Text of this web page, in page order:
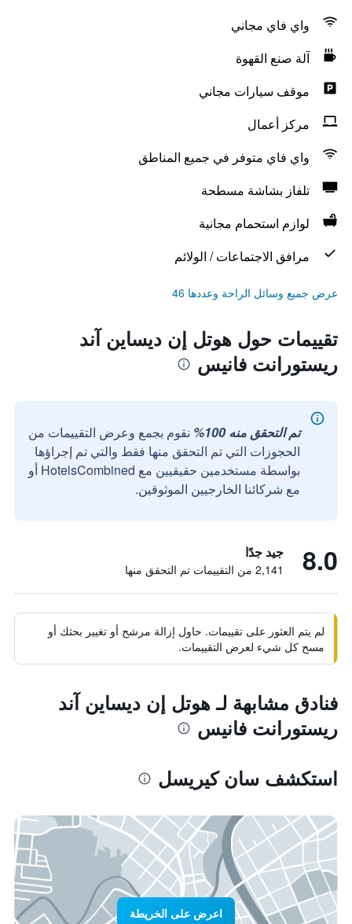
واي فاي مجاني
آلة صنع القهوة
موقف سيارات مجاني
مركز أعمال
واي فاي متوفر في جميع المناطق
تلفاز بشاشة مسطحة
لوازم استحمام مجانية
مرافق الاجتماعات / الولائم
عرض جميع وسائل الراحة وعددها 46
تقييمات حول هوتل إن ديساين آند
ريستورانت فانيس
تم التحقق منه 100%
نقوم بجمع وعرض التقييمات من
الحجوزات التي تم التحقق منها فقط والتي تم إجراؤها
بواسطة مستخدمين حقيقيين مع HotelsCombined أو
مع شركائنا الخارجيين الموثوقين.
8.0 جيد جدًا
2,141 من التقييمات تم التحقق منها
لم يتم العثور على تقييمات. حاول إزالة مرشح أو تغيير بحثك أو
مسح كل شيء لعرض التقييمات.
فنادق مشابهة لـ هوتل إن ديساين آند
ريستورانت فانيس
استكشف سان كيريسل
اعرض على الخريطة